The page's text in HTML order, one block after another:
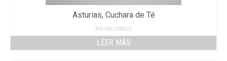
Asturias, Cuchara de Té
NO VALORADO
LEER MÁS